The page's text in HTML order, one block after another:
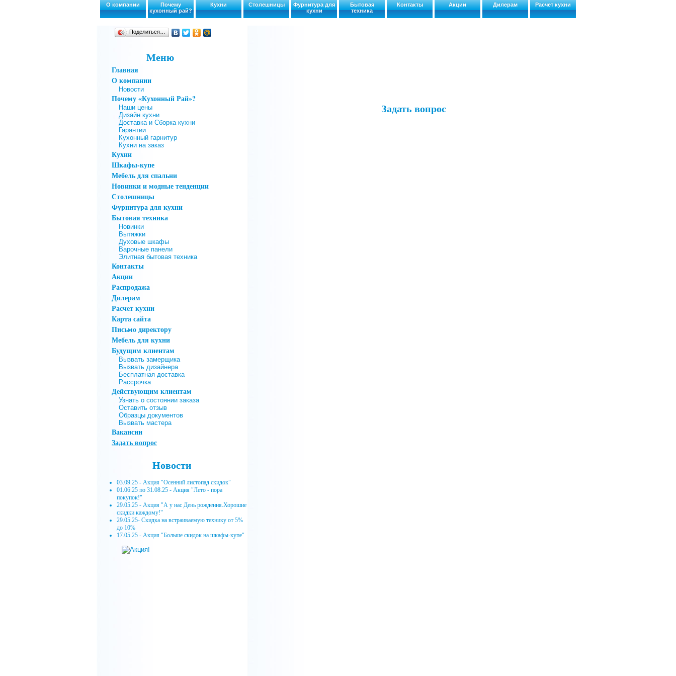
О компании
Почему
кухонный рай?
Кухни Столешницы
Фурнитура для
кухни
Бытовая
техника
Контакты Акции Дилерам Расчет кухни
Поделиться…
Меню
Главная
О компании
Новости
Почему «Кухонный Рай»?
Наши цены
Дизайн кухни
Доставка и Сборка кухни
Гарантии
Кухонный гарнитур
Кухни на заказ
Кухни
Шкафы-купе
Мебель для спальни
Новинки и модные тенденции
Столешницы
Фурнитура для кухни
Бытовая техника
Новинки
Вытяжки
Духовые шкафы
Варочные панели
Элитная бытовая техника
Контакты
Акции
Распродажа
Дилерам
Расчет кухни
Карта сайта
Письмо директору
Мебель для кухни
Будущим клиентам
Вызвать замерщика
Вызвать дизайнера
Бесплатная доставка
Рассрочка
Действующим клиентам
Узнать о состоянии заказа
Оставить отзыв
Образцы документов
Вызвать мастера
Вакансии
Задать вопрос
Новости
03.09.25 - Акция "Осенний листопад скидок"
01.06.25 по 31.08.25 - Акция "Лето - пора
покупок!"
29.05.25 - Акция "А у нас День рождения.Хорошие
скидки каждому!"
29.05.25- Скидка на встраиваемую технику от 5%
до 10%
17.05.25 - Акция "Больше скидок на шкафы-купе"
Задать вопрос